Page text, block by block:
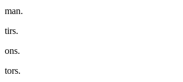
man.
tirs.
ons.
tors.